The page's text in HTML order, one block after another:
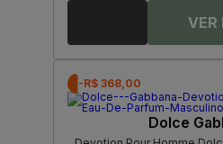
-R$ 368,00
Dolce